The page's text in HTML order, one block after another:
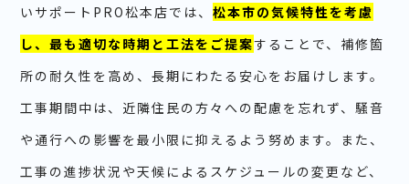
いサポートPRO松本店では、松本市の気候特性を考慮
し、最も適切な時期と工法をご提案することで、補修箇
所の耐久性を高め、長期にわたる安心をお届けします。
工事期間中は、近隣住民の方々への配慮を忘れず、騒音
や通行への影響を最小限に抑えるよう努めます。また、
工事の進捗状況や天候によるスケジュールの変更など、